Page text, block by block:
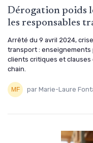
Dérogation poids
les responsables
Arrêté du 9 avril 2024,
transport : enseignements
clients critiques et
chain.
par Marie-Laure